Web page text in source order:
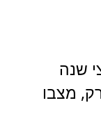
שנה
מצבו